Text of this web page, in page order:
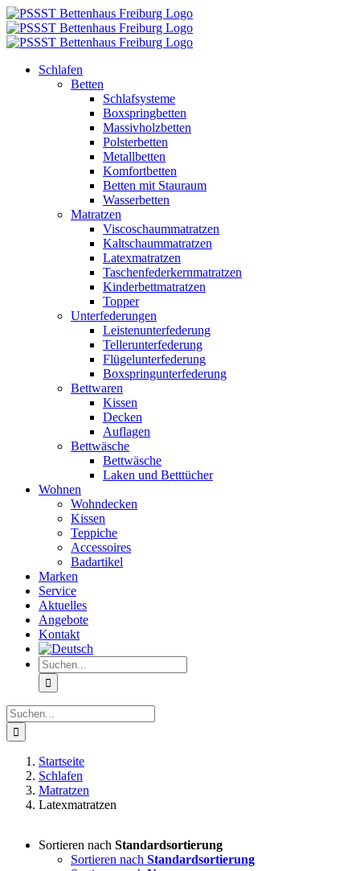
Zum
Inhalt
springen
Schlafen
Betten
Schlafsysteme
Boxspringbetten
Massivholzbetten
Polsterbetten
Metallbetten
Komfortbetten
Betten mit Stauraum
Wasserbetten
Matratzen
Viscoschaummatratzen
Kaltschaummatratzen
Latexmatratzen
Taschenfederkernmatratzen
Kinderbettmatratzen
Topper
Unterfederungen
Leistenunterfederung
Tellerunterfederung
Flügelunterfederung
Boxspringunterfederung
Bettwaren
Kissen
Decken
Auflagen
Bettwäsche
Bettwäsche
Laken und Betttücher
Wohnen
Wohndecken
Kissen
Teppiche
Accessoires
Badartikel
Marken
Service
Aktuelles
Angebote
Kontakt
Suche
nach:
Suche
nach:
Startseite
Schlafen
Matratzen
Latexmatratzen
Sortieren nach Standardsortierung
Sortieren nach Standardsortierung